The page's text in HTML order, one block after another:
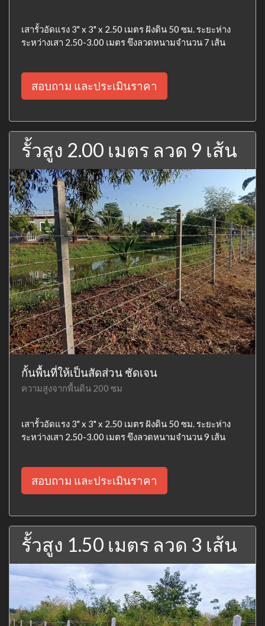
เสารั้วอัดแรง 3" x 3" x 2.50 เมตร ฝังดิน 50 ซม. ระยะห่าง
ระหว่างเสา 2.50-3.00 เมตร ขึงลวดหนามจำนวน 7 เส้น
สอบถาม และประเมินราคา
รั้วสูง 2.00 เมตร ลวด 9 เส้น
กั้นพื้นที่ให้เป็นสัดส่วน ชัดเจน
ความสูงจากพื้นดิน 200 ซม
เสารั้วอัดแรง 3" x 3" x 2.50 เมตร ฝังดิน 50 ซม. ระยะห่าง
ระหว่างเสา 2.50-3.00 เมตร ขึงลวดหนามจำนวน 9 เส้น
สอบถาม และประเมินราคา
รั้วสูง 1.50 เมตร ลวด 3 เส้น